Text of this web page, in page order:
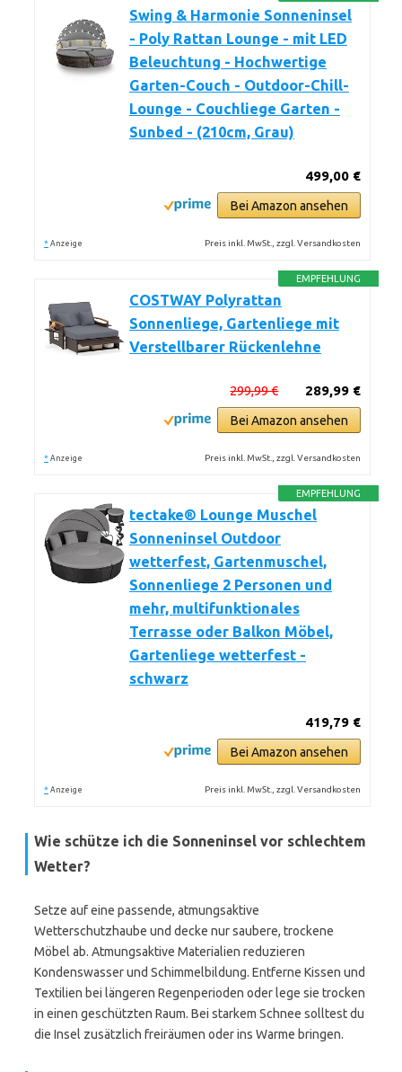
Swing & Harmonie Sonneninsel
- Poly Rattan Lounge - mit LED
Beleuchtung - Hochwertige
Garten-Couch - Outdoor-Chill-
Lounge - Couchliege Garten -
Sunbed - (210cm, Grau)
499,00 €
Bei Amazon ansehen
* Anzeige Preis inkl. MwSt., zzgl. Versandkosten
EMPFEHLUNG
COSTWAY Polyrattan
Sonnenliege, Gartenliege mit
Verstellbarer Rückenlehne
289,99 €
299,99 €
Bei Amazon ansehen
* Anzeige Preis inkl. MwSt., zzgl. Versandkosten
EMPFEHLUNG
tectake® Lounge Muschel
Sonneninsel Outdoor
wetterfest, Gartenmuschel,
Sonnenliege 2 Personen und
mehr, multifunktionales
Terrasse oder Balkon Möbel,
Gartenliege wetterfest -
schwarz
419,79 €
Bei Amazon ansehen
* Anzeige Preis inkl. MwSt., zzgl. Versandkosten
Wie schütze ich die Sonneninsel vor schlechtem
Wetter?
Setze auf eine passende, atmungsaktive
Wetterschutzhaube und decke nur saubere, trockene
Möbel ab. Atmungsaktive Materialien reduzieren
Kondenswasser und Schimmelbildung. Entferne Kissen und
Textilien bei längeren Regenperioden oder lege sie trocken
in einen geschützten Raum. Bei starkem Schnee solltest du
die Insel zusätzlich freiräumen oder ins Warme bringen.